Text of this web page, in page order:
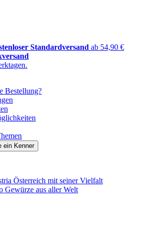
Standardversand ab 54,90 €
Bestellung?
Österreich mit seiner Vielfalt
Gewürze aus aller Welt